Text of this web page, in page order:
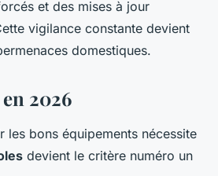
et des mises à jour
vigilance constante devient
domestiques.
2026
bons équipements nécessite
devient le critère numéro un